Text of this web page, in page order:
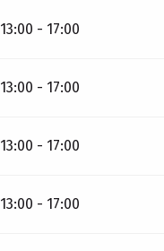
13:00 - 17:00
13:00 - 17:00
13:00 - 17:00
13:00 - 17:00